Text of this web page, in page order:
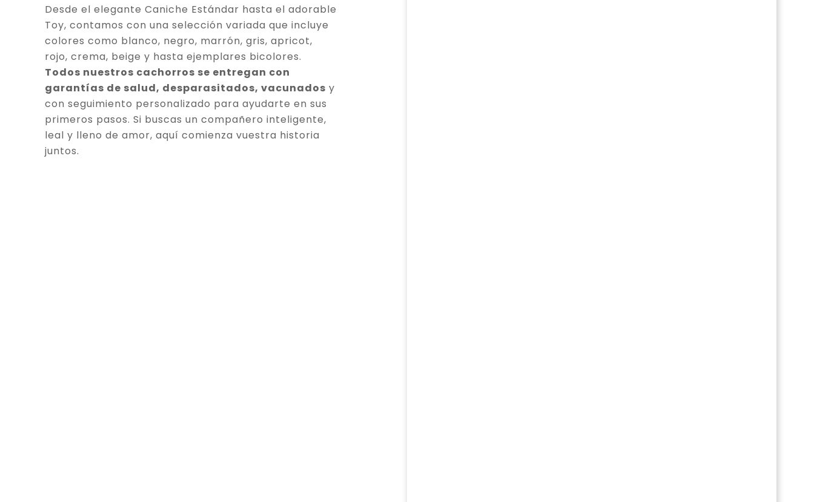
Desde el elegante Caniche Estándar hasta el adorable
Toy, contamos con una selección variada que incluye
colores como blanco, negro, marrón, gris, apricot,
rojo, crema, beige y hasta ejemplares bicolores.
Todos nuestros cachorros se entregan con
garantías de salud, desparasitados, vacunados y
con seguimiento personalizado para ayudarte en sus
primeros pasos. Si buscas un compañero inteligente,
leal y lleno de amor, aquí comienza vuestra historia
juntos.